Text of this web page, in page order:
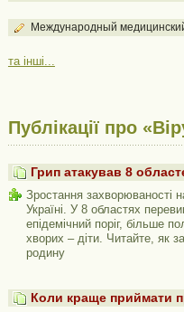
Международный
та інші...
Публікації про
Грип атакував 8
Зростання захворюваності
Україні. У 8 областях
епідемічний поріг, більше
хворих – діти. Читайте, як
родину
Коли краще приймати